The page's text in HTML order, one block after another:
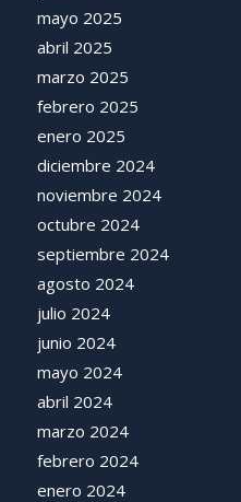
mayo 2025
abril 2025
marzo 2025
febrero 2025
enero 2025
diciembre 2024
noviembre 2024
octubre 2024
septiembre 2024
agosto 2024
julio 2024
junio 2024
mayo 2024
abril 2024
marzo 2024
febrero 2024
enero 2024